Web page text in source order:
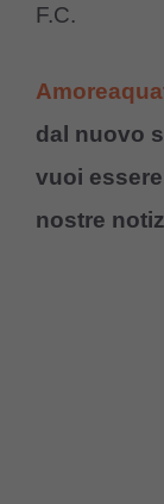
F.C.
dal nuovo
vuoi
nostre